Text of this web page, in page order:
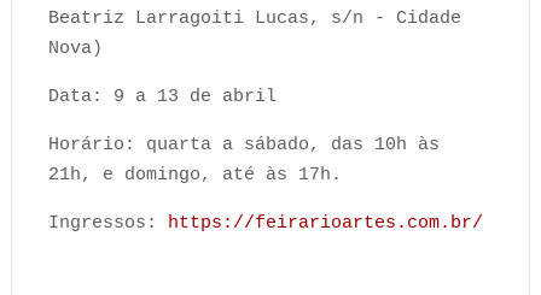
Beatriz Larragoiti Lucas, s/n - Cidade
Nova)
Data: 9 a 13 de abril
Horário: quarta a sábado, das 10h às
21h, e domingo, até às 17h.
Ingressos: https://feirarioartes.com.br/